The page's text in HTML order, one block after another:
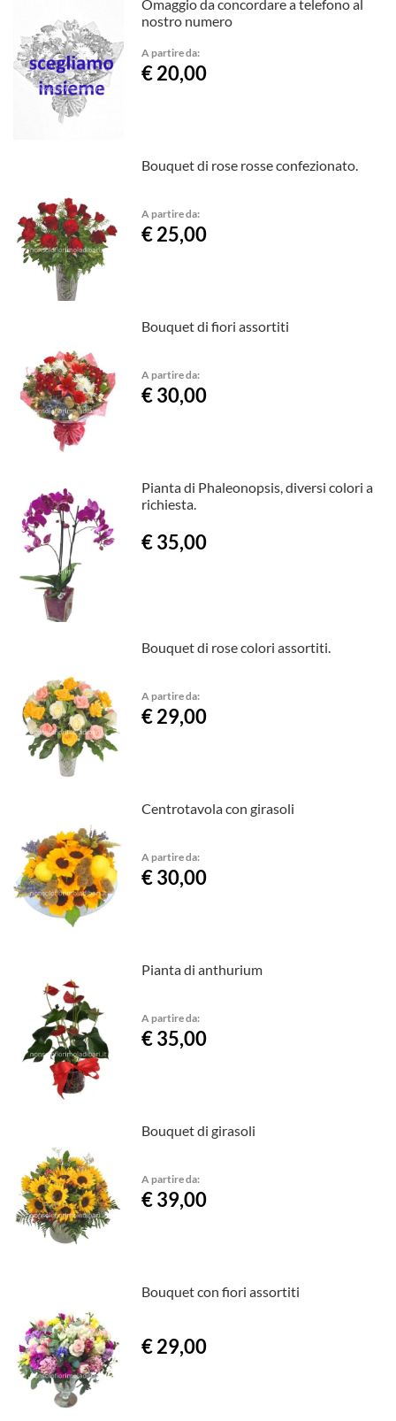
Omaggio da concordare a telefono al
nostro numero
A partire da:
€ 20,00
Bouquet di rose rosse confezionato.
A partire da:
€ 25,00
Bouquet di fiori assortiti
A partire da:
€ 30,00
Pianta di Phaleonopsis, diversi colori a
richiesta.
€ 35,00
Bouquet di rose colori assortiti.
A partire da:
€ 29,00
Centrotavola con girasoli
A partire da:
€ 30,00
Pianta di anthurium
A partire da:
€ 35,00
Bouquet di girasoli
A partire da:
€ 39,00
Bouquet con fiori assortiti
€ 29,00